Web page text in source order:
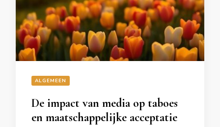
ALGEMEEN
De impact van media op taboes
en maatschappelijke acceptatie